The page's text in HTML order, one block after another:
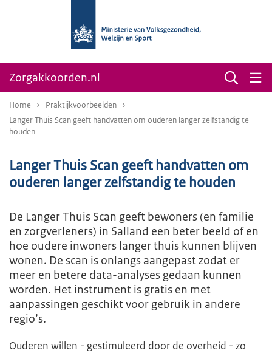
Zorgakkoorden.nl
Home
Praktijkvoorbeelden
Langer Thuis Scan geeft handvatten om ouderen langer zelfstandig te
houden
Langer Thuis Scan geeft handvatten om
ouderen langer zelfstandig te houden
De Langer Thuis Scan geeft bewoners (en familie
en zorgverleners) in Salland een beter beeld of en
hoe oudere inwoners langer thuis kunnen blijven
wonen. De scan is onlangs aangepast zodat er
meer en betere data-analyses gedaan kunnen
worden. Het instrument is gratis en met
aanpassingen geschikt voor gebruik in andere
regio’s.
Ouderen willen - gestimuleerd door de overheid - zo